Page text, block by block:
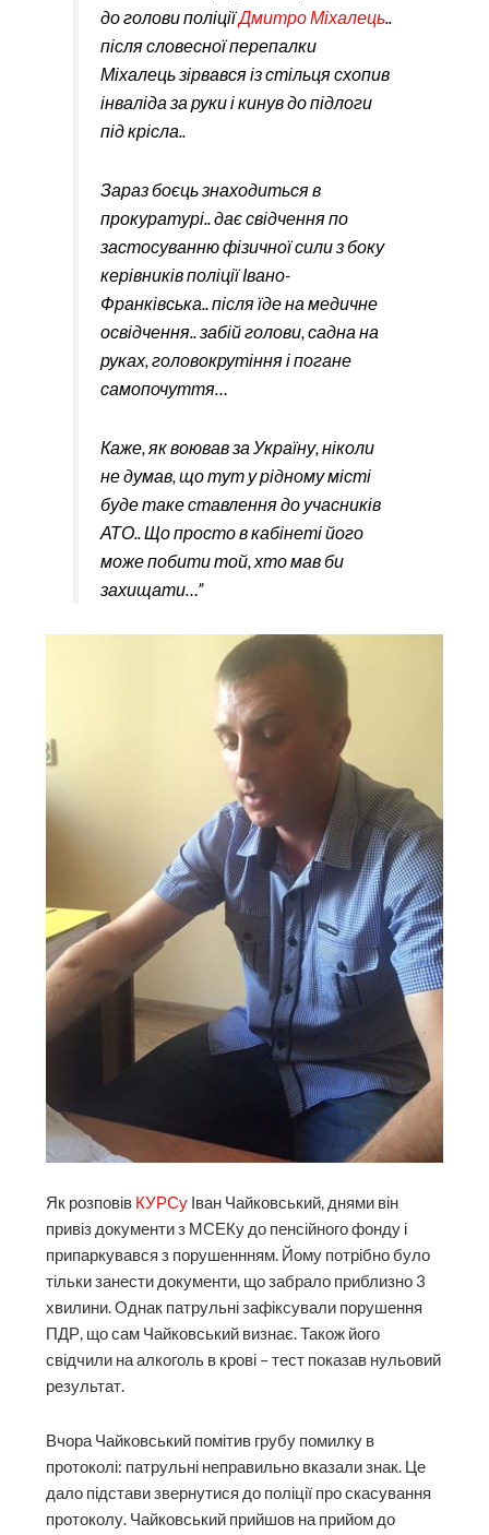
до голови поліціїДмитро Міхалець..
після словесної перепалки
Міхалець зірвався із стільця схопив
інваліда за руки і кинув до підлоги
під крісла..
Зараз боєць знаходиться в
прокуратурі.. дає свідчення по
застосуванню фізичної сили з боку
керівників поліції Івано-
Франківська.. після їде на медичне
освідчення.. забій голови, садна на
руках, головокрутіння і погане
самопочуття…
Каже, як воював за Україну, ніколи
не думав, що тут у рідному місті
буде таке ставлення до учасників
АТО.. Що просто в кабінеті його
може побити той, хто мав би
захищати…”
Як розповів КУРСу Іван Чайковський, днями він
привіз документи з МСЕКу до пенсійного фонду і
припаркувався з порушеннням. Йому потрібно було
тільки занести документи, що забрало приблизно 3
хвилини. Однак патрульні зафіксували порушення
ПДР, що сам Чайковський визнає. Також його
свідчили на алкоголь в крові – тест показав нульовий
результат.
Вчора Чайковський помітив грубу помилку в
протоколі: патрульні неправильно вказали знак. Це
дало підстави звернутися до поліції про скасування
протоколу. Чайковський прийшов на прийом до